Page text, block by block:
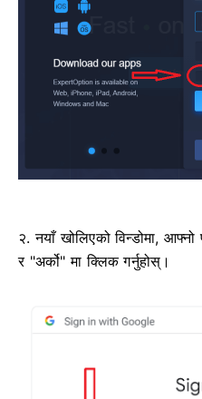
२. नयाँ खोलिएको विन्डोमा, आफ्नो
र "अर्को" मा क्लिक गर्नुहोस्।